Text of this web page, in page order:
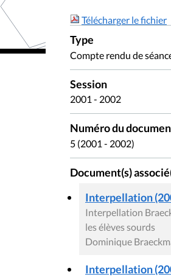
Télécharger le fichier
Type
Compte rendu de
Session
2001 - 2002
Numéro du
5 (2001 - 2002)
Document(s)
Interpellation
Interpellation
les élèves sourds
Dominique
Interpellation